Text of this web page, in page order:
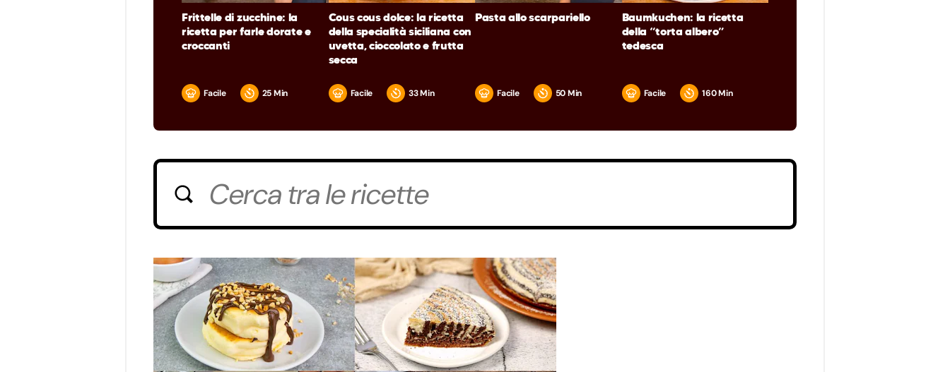
Frittelle di zucchine: la
ricetta per farle dorate e
croccanti
Facile 25 Min
Cous cous dolce: la ricetta
della specialità siciliana con
uvetta, cioccolato e frutta
secca
Facile 33 Min
Pasta allo scarpariello
Facile 50 Min
Baumkuchen: la ricetta
della “torta albero”
tedesca
Facile 160 Min